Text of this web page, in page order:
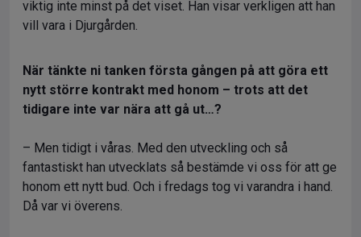
viktig inte minst på det viset. Han visar verkligen att han
vill vara i Djurgården.
När tänkte ni tanken första gången på att göra ett
nytt större kontrakt med honom – trots att det
tidigare inte var nära att gå ut…?
– Men tidigt i våras. Med den utveckling och så
fantastiskt han utvecklats så bestämde vi oss för att ge
honom ett nytt bud. Och i fredags tog vi varandra i hand.
Då var vi överens.